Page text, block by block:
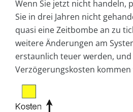
Wenn Sie jetzt nicht handeln,
Sie in drei Jahren nicht
quasi eine Zeitbombe an zu
weitere Änderungen am
erstaunlich teuer werden,
Verzögerungskosten kommen